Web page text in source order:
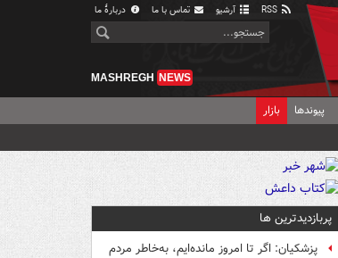
آرشیو تماس با ما دربارهٔ ما
MASHREGH NEWS
پیوندها بازار
پربازدیدترین ها
پزشکیان: اگر تا امروز مانده‌ایم، به‌خاطر مردم